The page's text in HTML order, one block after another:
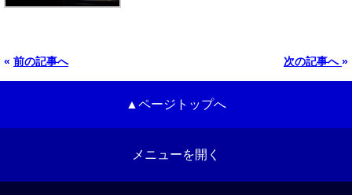
« 前の記事へ 次の記事へ »
▲ページトップへ
メニューを開く